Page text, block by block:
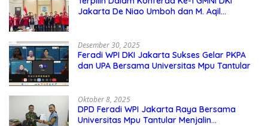
Jakarta De Niao Umboh dan M. Aqil
Desember 30, 2025
Feradi WPI DKI Jakarta Sukses Gelar PKPA
dan UPA Bersama Universitas Mpu Tantular
Oktober 8, 2025
DPD Feradi WPI Jakarta Raya Bersama
Universitas Mpu Tantular Menjalin